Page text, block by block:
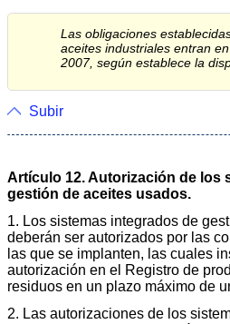
Las obligaciones
aceites industriales entran
2007, según establece la
Subir
Artículo 12. Autorización de los
gestión de aceites usados.
1. Los sistemas integrados de
deberán ser autorizados por las
las que se implanten, las cuales
autorización en el Registro de
residuos en un plazo máximo de
2. Las autorizaciones de los